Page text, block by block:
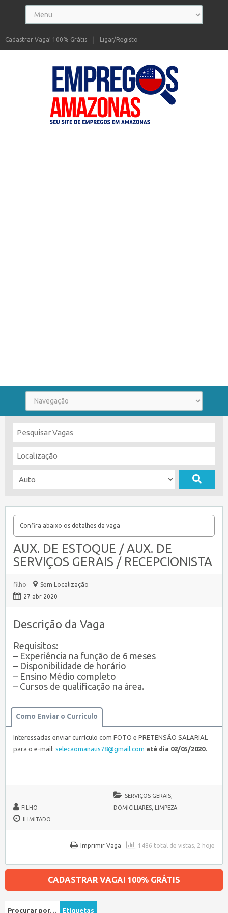
Ligar/Registo
Cadastrar Vaga! 100% Grátis
Confira abaixo os detalhes da vaga
AUX. DE ESTOQUE / AUX. DE
SERVIÇOS GERAIS / RECEPCIONISTA
filho
Sem Localização
27 abr 2020
Descrição da Vaga
Requisitos:
– Experiência na função de 6 meses
– Disponibilidade de horário
– Ensino Médio completo
– Cursos de qualificação na área.
Como Enviar o Currículo
Interessadas enviar currículo com FOTO e PRETENSÃO SALARIAL
para o e-mail: selecaomanaus78@gmail.com até dia 02/05/2020.
FILHO
SERVIÇOS GERAIS,
DOMICILIARES, LIMPEZA
ILIMITADO
1486 total de vistas, 2 hoje
Imprimir Vaga
CADASTRAR VAGA! 100% GRÁTIS
Procurar por… Etiquetas